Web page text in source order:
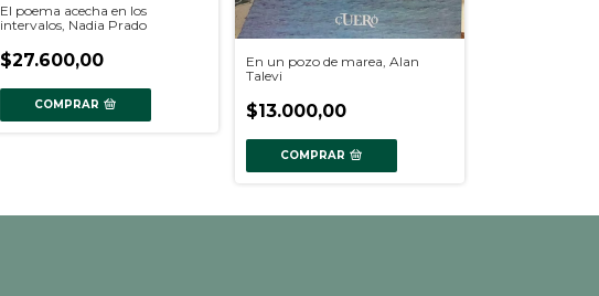
El poema acecha en los
intervalos, Nadia Prado
$27.600,00
COMPRAR
En un pozo de marea, Alan
Talevi
$13.000,00
COMPRAR